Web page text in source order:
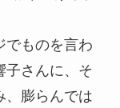
でものを言わ
子さんに、そ
、膨らんでは